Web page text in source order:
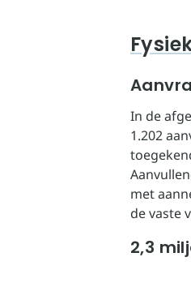
In de
1.202
met
de vaste
2,3